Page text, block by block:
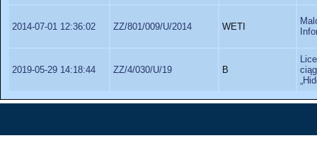
2014-07-01 12:36:02 ZZ/801/009/U/2014 WETI
2019-05-29 14:18:44 ZZ/4/030/U/19 B